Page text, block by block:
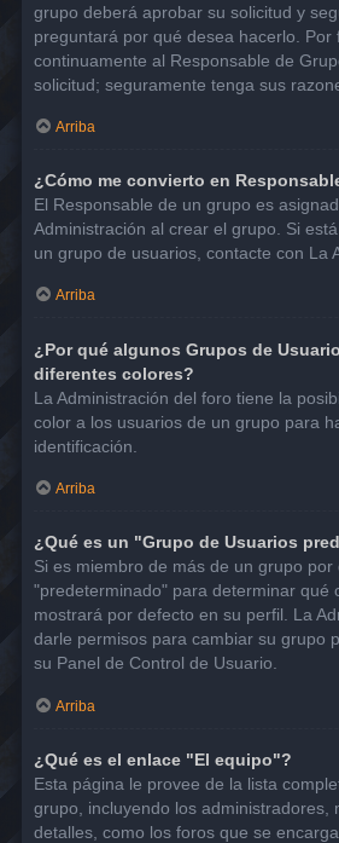
grupo deberá aprobar su solicitud y
preguntará por qué desea hacerlo. Por
continuamente al Responsable de
solicitud; seguramente tenga sus
Arriba
¿Cómo me convierto en
El Responsable de un grupo es
Administración al crear el grupo. Si
un grupo de usuarios, contacte con La
Arriba
¿Por qué algunos Grupos de
diferentes colores?
La Administración del foro tiene la
color a los usuarios de un grupo para
identificación.
Arriba
¿Qué es un "Grupo de Usuarios
Si es miembro de más de un grupo por
"predeterminado" para determinar qué
mostrará por defecto en su perfil. La
darle permisos para cambiar su grupo
su Panel de Control de Usuario.
Arriba
¿Qué es el enlace "El equipo"?
Esta página le provee de la lista
grupo, incluyendo los administradores,
detalles, como los foros que se